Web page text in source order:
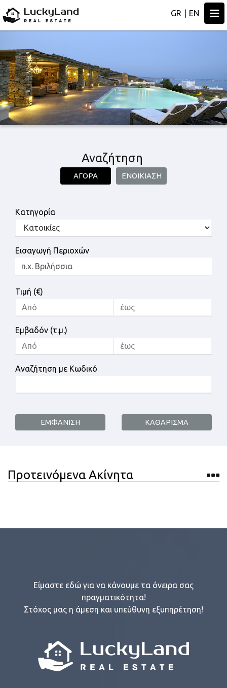
GR EN
Αναζήτηση
ΑΓΟΡΆ ΕΝΟΙΚΊΑΣΗ
Κατηγορία
Εισαγωγή Περιοχών
Τιμή (€)
Εμβαδόν (τ.μ.)
Αναζήτηση με Κωδικό
ΕΜΦΑΝΙΣΗ ΚΑΘΑΡΙΣΜΑ
Προτεινόμενα Ακίνητα
Είμαστε εδώ για να κάνουμε τα όνειρα σας
πραγματικότητα!
Στόχος μας η άμεση και υπεύθυνη εξυπηρέτηση!